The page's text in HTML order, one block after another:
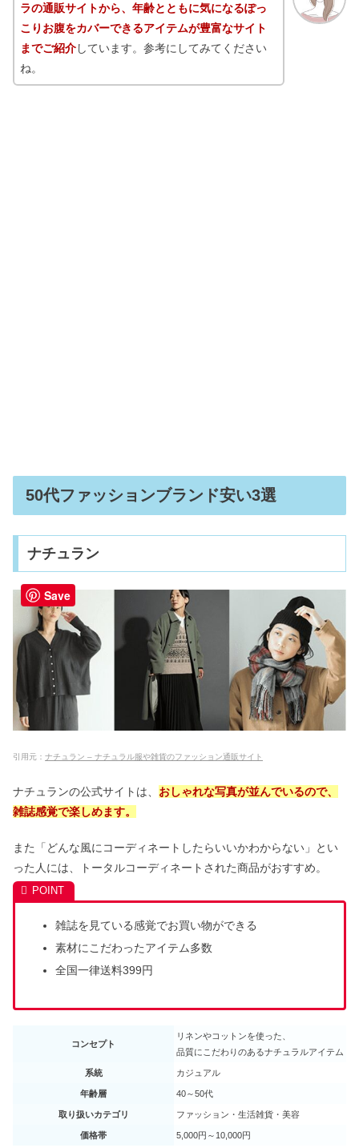
イエベ秋のアイシャドウ12選｜プチプ
ラ・デパコス・韓国のおすすめ
ラの通販サイトから、年齢とともに気になるぽっ
こりお腹をカバーできるアイテムが豊富なサイト
までご紹介しています。参考にしてみてください
ね。
50代ファッションブランド安い3選
ナチュラン
引用元： ナチュラン – ナチュラル服や雑貨のファッション通販サイト
ナチュランの公式サイトは、 おしゃれな写真が並んでいるので、
雑誌感覚で楽しめます。
また「どんな風にコーディネートしたらいいかわからない」とい
った人には、トータルコーディネートされた商品がおすすめ。
雑誌を見ている感覚でお買い物ができる
素材にこだわったアイテム多数
全国一律送料399円
コンセプト
リネンやコットンを使った、
品質にこだわりのあるナチュラルアイテム
系統 カジュアル
年齢層 40～50代
取り扱いカテゴリ ファッション・生活雑貨・美容
価格帯 5,000円～10,000円
Save